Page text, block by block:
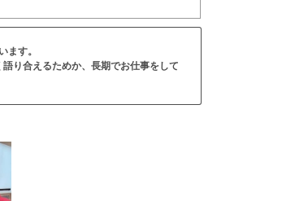
ます。
り合えるためか、長期でお仕事をして